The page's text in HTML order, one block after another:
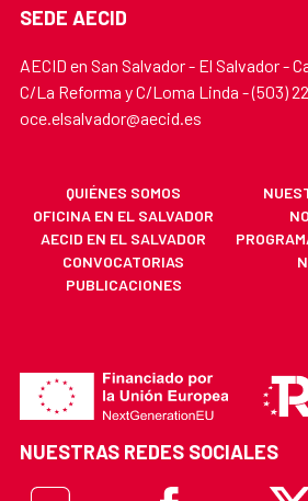
SEDE AECID
AECID en San Salvador - El Salvador -
C/La Reforma y C/Loma Linda - (503)
oce.elsalvador@aecid.es
QUIÉNES SOMOS
OFICINA EN EL SALVADOR
AECID EN EL SALVADOR
CONVOCATORIAS
PUBLICACIONES
NUESTRAS REDES SOCIALES